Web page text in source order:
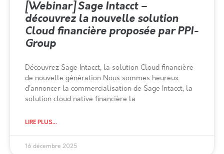
[Webinar] Sage Intacct –
découvrez la nouvelle solution
Cloud financière proposée par PPI-
Group
Découvrez Sage Intacct, la solution Cloud financière
de nouvelle génération Nous sommes heureux
d’annoncer la commercialisation de Sage Intacct, la
solution cloud native financière la
LIRE PLUS...
16 décembre 2025